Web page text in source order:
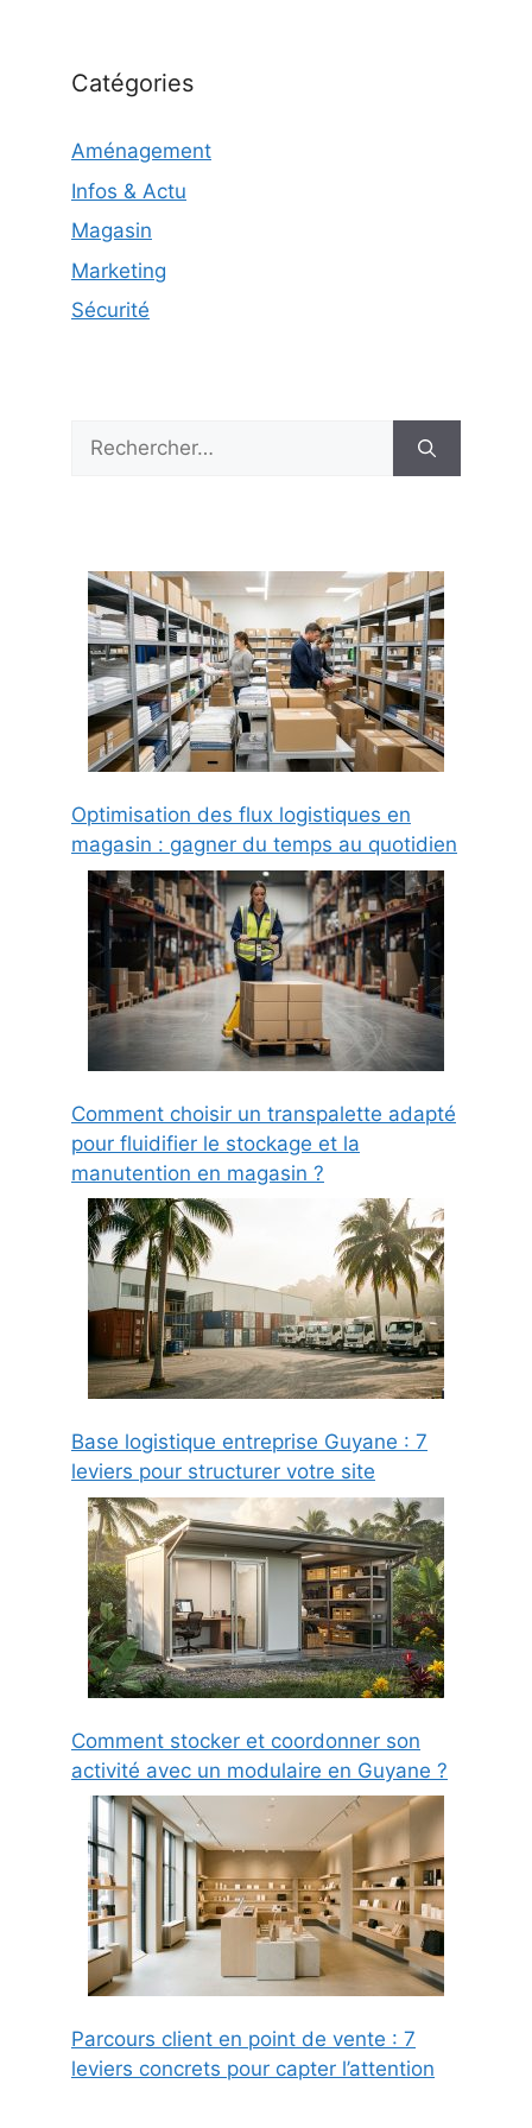
Catégories
Aménagement
Infos & Actu
Magasin
Marketing
Sécurité
Rechercher :
Optimisation des flux logistiques en
magasin : gagner du temps au quotidien
Comment choisir un transpalette adapté
pour fluidifier le stockage et la
manutention en magasin ?
Base logistique entreprise Guyane : 7
leviers pour structurer votre site
Comment stocker et coordonner son
activité avec un modulaire en Guyane ?
Parcours client en point de vente : 7
leviers concrets pour capter l’attention